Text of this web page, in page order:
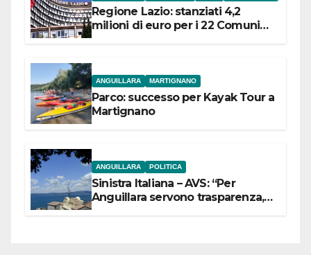
Regione Lazio: stanziati 4,2
milioni di euro per i 22 Comuni
ANGUILLARA MARTIGNANO
Parco: successo per Kayak Tour a
Martignano
ANGUILLARA POLITICA
Sinistra Italiana – AVS: “Per
Anguillara servono trasparenza,